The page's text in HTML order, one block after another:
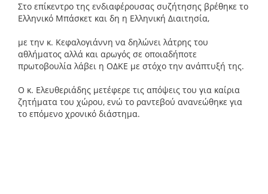
Στο επίκεντρο της ενδιαφέρουσας συζήτησης βρέθηκε το
Ελληνικό Μπάσκετ και δη η Ελληνική Διαιτησία,
με την κ. Κεφαλογιάννη να δηλώνει λάτρης του
αθλήματος αλλά και αρωγός σε οποιαδήποτε
πρωτοβουλία λάβει η ΟΔΚΕ με στόχο την ανάπτυξή της.
Ο κ. Ελευθεριάδης μετέφερε τις απόψεις του για καίρια
ζητήματα του χώρου, ενώ το ραντεβού ανανεώθηκε για
το επόμενο χρονικό διάστημα.